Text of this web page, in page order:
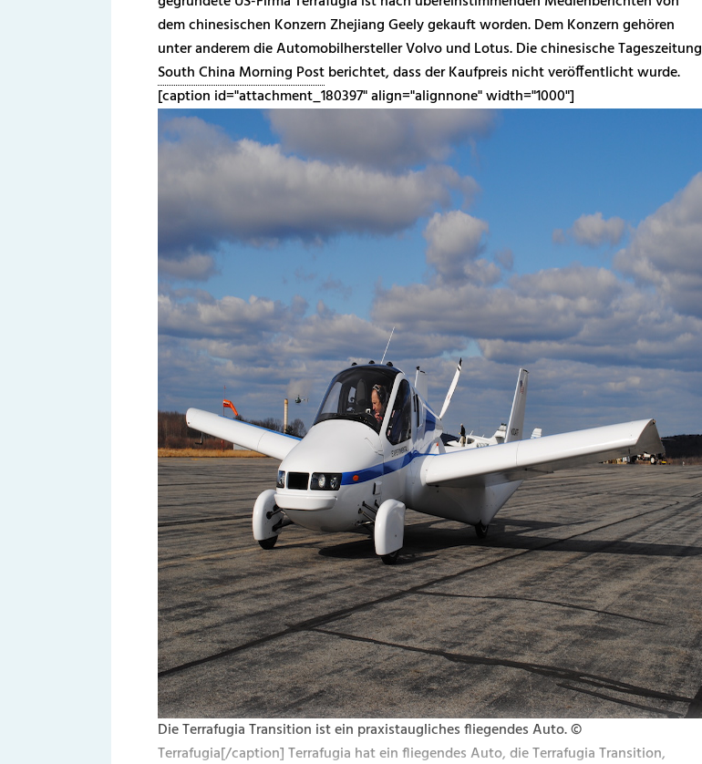
dem chinesischen Konzern Zhejiang Geely gekauft worden. Dem Konzern gehören
unter anderem die Automobilhersteller Volvo und Lotus. Die chinesische Tageszeitung
South China Morning Postberichtet, dass der Kaufpreis nicht veröffentlicht wurde.
[caption id="attachment_180397" align="alignnone" width="1000"]
Die Terrafugia Transition ist ein praxistaugliches fliegendes Auto. ©
Terrafugia[/caption] Terrafugia hat ein fliegendes Auto, die Terrafugia Transition,